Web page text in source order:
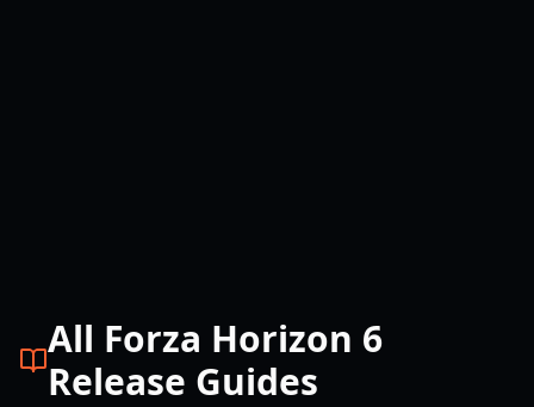
All Forza Horizon 6
Release Guides